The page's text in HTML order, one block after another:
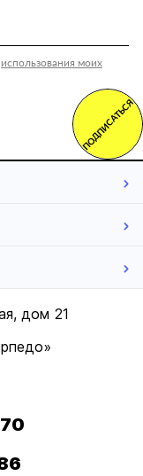
использования моих
ПОДПИСАТЬСЯ
дом 21